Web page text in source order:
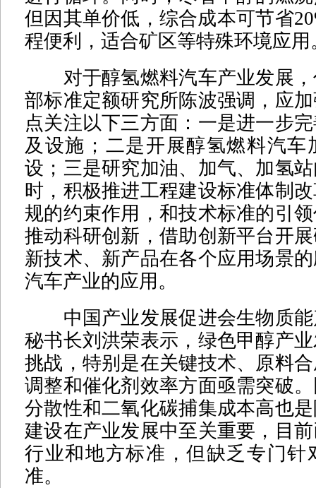
但因其单价低，综合成本可节省
程便利，适合矿区等特殊环境应用
对于醇氢燃料汽车产业发展，
部标准定额研究所陈波强调，应
点关注以下三方面：一是进一步
及设施；二是开展醇氢燃料汽车
设；三是研究加油、加气、加氢
时，积极推进工程建设标准体制
规的约束作用，和技术标准的引
推动科研创新，借助创新平台开
新技术、新产品在各个应用场景
汽车产业的应用。
中国产业发展促进会生物质能
秘书长刘洪荣表示，绿色甲醇产
挑战，特别是在关键技术、原料
调整和催化剂效率方面亟需突破
分散性和二氧化碳捕集成本高也
建设在产业发展中至关重要，目
行业和地方标准，但缺乏专门针
准。